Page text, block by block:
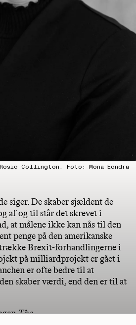
Rosie Collington. Foto: Mona Eendra
siger. De skaber sjældent de
af og til står det skrevet i
at målene ikke kan nås til den
penge på den amerikanske
Brexit-forhandlingerne i
på milliardprojekt er gået i
er ofte bedre til at
skaber værdi, end den er til at
The